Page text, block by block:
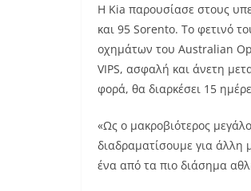
Η Kia παρουσίασε στους
και 95 Sorento. Το φετινό
οχημάτων του Australian
VIPS, ασφαλή και άνετη
φορά, θα διαρκέσει 15
«Ως ο μακροβιότερος
διαδραματίσουμε για άλλη
ένα από τα πιο διάσημα